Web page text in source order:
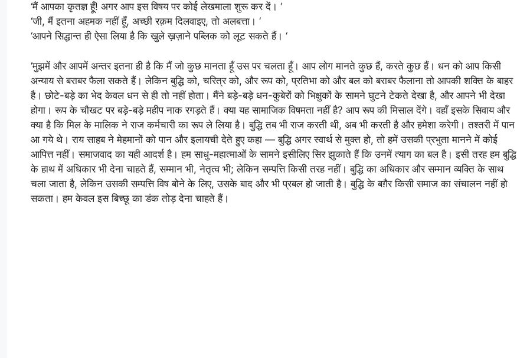
‘मैं आपका कृतज्ञ हूँ! अगर आप इस विषय पर कोई लेखमाला शुरू कर दें। ‘
‘जी, मैं इतना अहमक नहीं हूँ, अच्छी रक़म दिलवाइए, तो अलबत्ता। ‘
‘आपने सिद्धान्त ही ऐसा लिया है कि खुले ख़ज़ाने पब्लिक को लूट सकते हैं। ‘
‘मुझमें और आपमें अन्तर इतना ही है कि मैं जो कुछ मानता हूँ उस पर चलता हूँ। आप लोग मानते कुछ हैं, करते कुछ हैं। धन को आप किसी
अन्याय से बराबर फैला सकते हैं। लेकिन बुद्धि को, चरित्र को, और रूप को, प्रतिभा को और बल को बराबर फैलाना तो आपकी शक्ति के बाहर
है। छोटे-बड़े का भेद केवल धन से ही तो नहीं होता। मैंने बड़े-बड़े धन-कुबेरों को भिक्षुकों के सामने घुटने टेकते देखा है, और आपने भी देखा
होगा। रूप के चौखट पर बड़े-बड़े महीप नाक रगड़ते हैं। क्या यह सामाजिक विषमता नहीं है? आप रूप की मिसाल देंगे। वहाँ इसके सिवाय और
क्या है कि मिल के मालिक ने राज कर्मचारी का रूप ले लिया है। बुद्धि तब भी राज करती थी, अब भी करती है और हमेशा करेगी। तश्तरी में पान
आ गये थे। राय साहब ने मेहमानों को पान और इलायची देते हुए कहा — बुद्धि अगर स्वार्थ से मुक्त हो, तो हमें उसकी प्रभुता मानने में कोई
आपित्त नहीं। समाजवाद का यही आदर्श है। हम साधु-महात्माओं के सामने इसीलिए सिर झुकाते हैं कि उनमें त्याग का बल है। इसी तरह हम बुद्धि
के हाथ में अधिकार भी देना चाहते हैं, सम्मान भी, नेतृत्व भी; लेकिन सम्पत्ति किसी तरह नहीं। बुद्धि का अधिकार और सम्मान व्यक्ति के साथ
चला जाता है, लेकिन उसकी सम्पत्ति विष बोने के लिए, उसके बाद और भी प्रबल हो जाती है। बुद्धि के बग़ैर किसी समाज का संचालन नहीं हो
सकता। हम केवल इस बिच्छू का डंक तोड़ देना चाहते हैं।